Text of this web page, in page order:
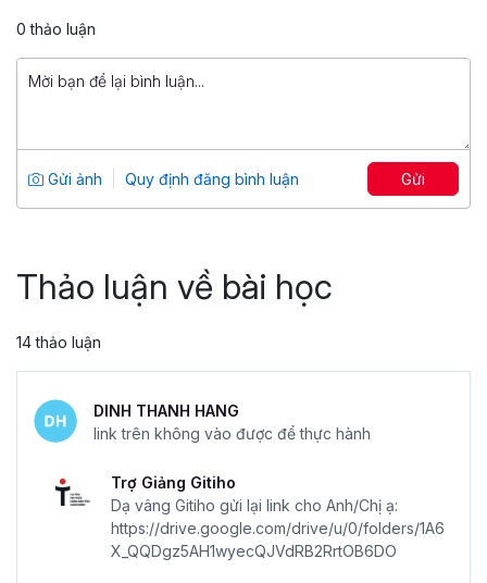
Làm chủ Python trong 4 tuần
499,000 đ
799,000 đ
0 thảo luận
Gửi ảnh Quy định đăng bình luận Gửi
Thảo luận về bài học
14 thảo luận
DINH THANH HANG
link trên không vào được để thực hành
Trợ Giảng Gitiho
Dạ vâng Gitiho gửi lại link cho Anh/Chị ạ:
https://drive.google.com/drive/u/0/folders/1A6
X_QQDgz5AH1wyecQJVdRB2RrtOB6DO